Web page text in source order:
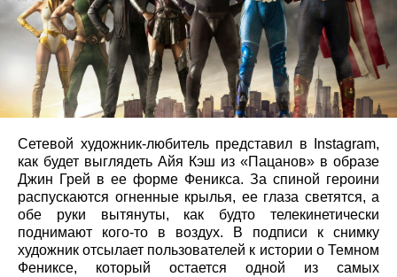
Сетевой художник-любитель представил в Instagram,
как будет выглядеть Айя Кэш из «Пацанов» в образе
Джин Грей в ее форме Феникса. За спиной героини
распускаются огненные крылья, ее глаза светятся, а
обе руки вытянуты, как будто телекинетически
поднимают кого-то в воздух. В подписи к снимку
художник отсылает пользователей к истории о Темном
Фениксе, который остается одной из самых